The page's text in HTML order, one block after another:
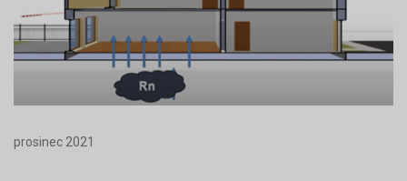
prosinec 2021